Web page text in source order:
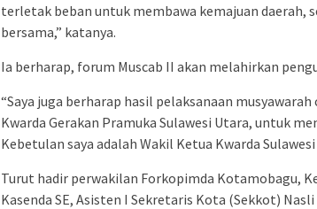
terletak beban untuk membawa kemajuan daerah,
bersama,” katanya.
Ia berharap, forum Muscab II akan melahirkan
“Saya juga berharap hasil pelaksanaan
Kwarda Gerakan Pramuka Sulawesi Utara, untuk
Kebetulan saya adalah Wakil Ketua Kwarda
Turut hadir perwakilan Forkopimda Kotamobagu,
Kasenda SE, Asisten I Sekretaris Kota (Sekkot)